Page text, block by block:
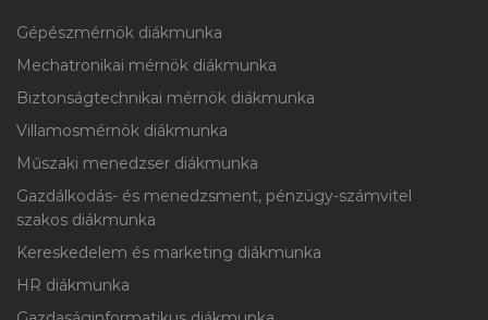
Gépészmérnök diákmunka
Mechatronikai mérnök diákmunka
Biztonságtechnikai mérnök diákmunka
Villamosmérnök diákmunka
Műszaki menedzser diákmunka
Gazdálkodás- és menedzsment, pénzügy-számvitel
szakos diákmunka
Kereskedelem és marketing diákmunka
HR diákmunka